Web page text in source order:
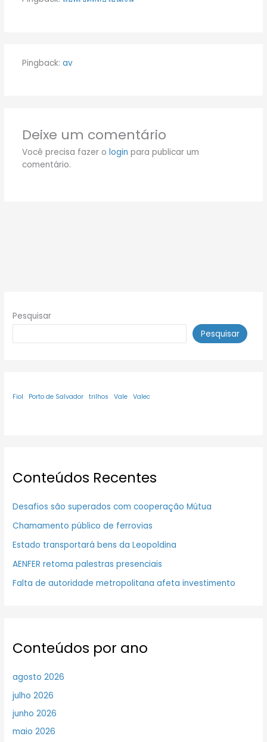
Pingback: av
Deixe um comentário
Você precisa fazer o login para publicar um
comentário.
Pesquisar
Pesquisar
Fiol Porto de Salvador trilhos Vale Valec
Conteúdos Recentes
Desafios são superados com cooperação Mútua
Chamamento público de ferrovias
Estado transportará bens da Leopoldina
AENFER retoma palestras presenciais
Falta de autoridade metropolitana afeta investimento
Conteúdos por ano
agosto 2026
julho 2026
junho 2026
maio 2026